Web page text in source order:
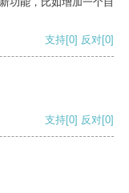
支持[0] 反对[0]
支持[0] 反对[0]